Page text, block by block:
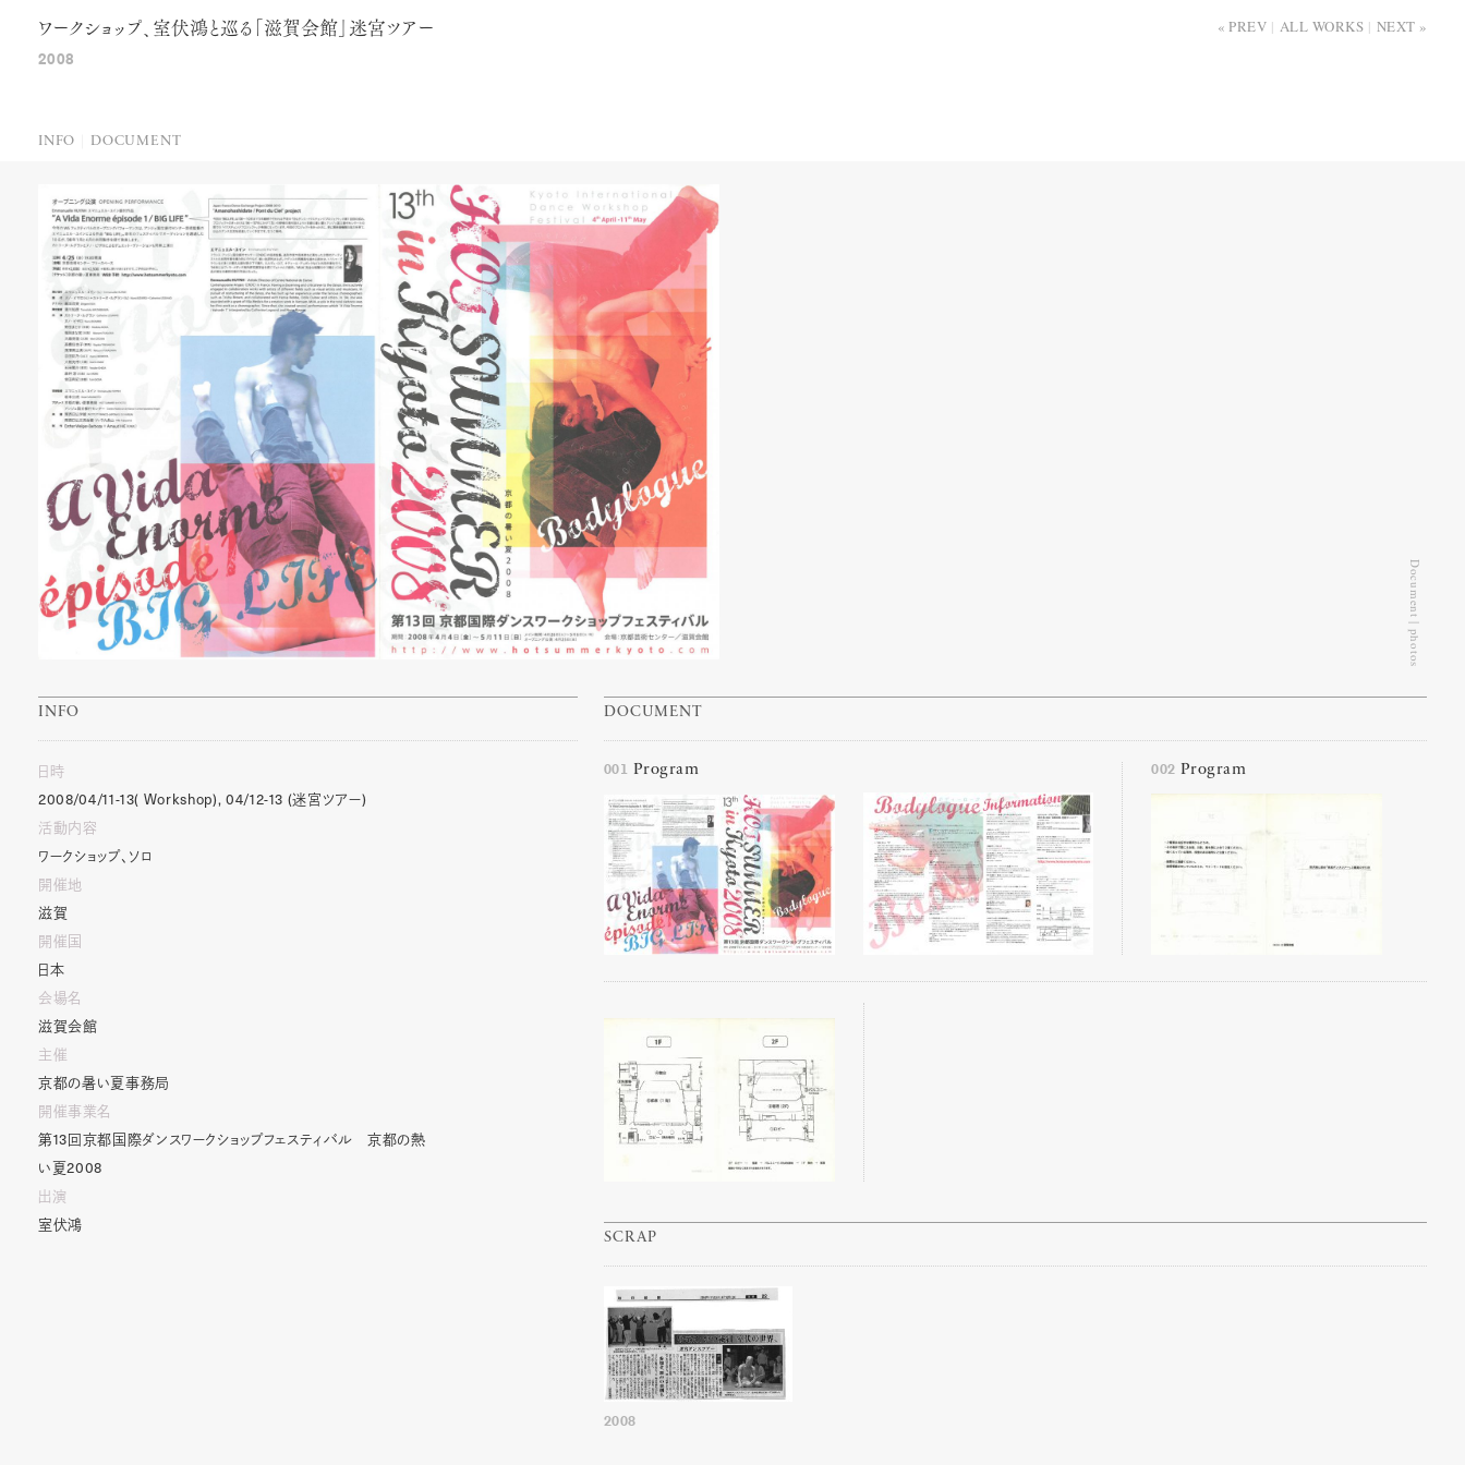
PREV ALL WORKS NEXT
ワークショップ、室伏鴻と巡る「滋賀会館」迷宮ツアー
2008
INFO DOCUMENT
Document | photos
INFO
日時
2008/04/11-13( Workshop), 04/12-13 (迷宮ツアー)
活動内容
ワークショップ、ソロ
開催地
滋賀
開催国
日本
会場名
滋賀会館
主催
京都の暑い夏事務局
開催事業名
第13回京都国際ダンスワークショップフェスティバル 京都の熱
い夏2008
出演
室伏鴻
DOCUMENT
001 Program 002 Program
SCRAP
2008